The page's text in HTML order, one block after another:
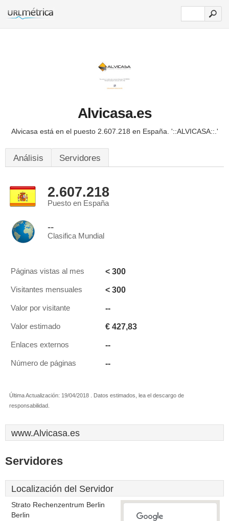
Alvicasa.es
Alvicasa está en el puesto 2.607.218 en España. '::ALVICASA::.'
Análisis Servidores
2.607.218
Puesto en España
--
Clasifica Mundial
Páginas vistas al mes < 300
Visitantes mensuales < 300
Valor por visitante --
Valor estimado € 427,83
Enlaces externos --
Número de páginas --
Última Actualización: 19/04/2018 . Datos estimados, lea el descargo de
responsabilidad.
www.Alvicasa.es
Servidores
Localización del Servidor
Strato Rechenzentrum Berlin
Berlin